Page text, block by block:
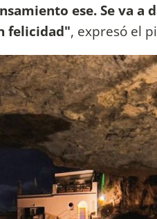
ese. Se va a
felicidad", expresó el